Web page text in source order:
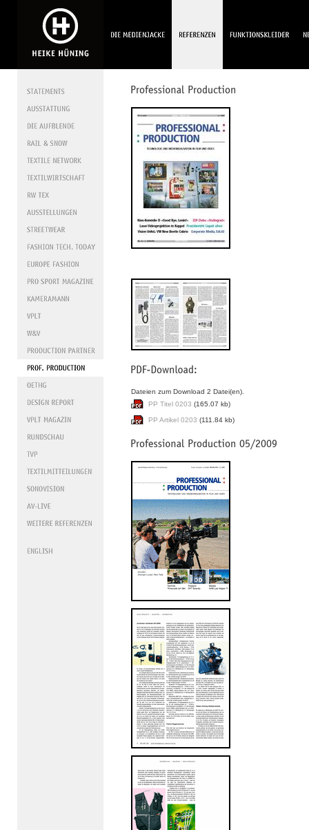
Dateien zum Download 2 Datei(en).
PP Titel 0203 (165.07 kb)
PP Artikel 0203 (111.84 kb)